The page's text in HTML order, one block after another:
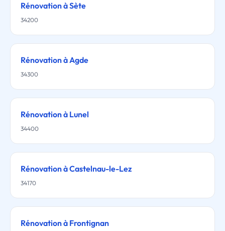
Rénovation à Sète
34200
Rénovation à Agde
34300
Rénovation à Lunel
34400
Rénovation à Castelnau-le-Lez
34170
Rénovation à Frontignan